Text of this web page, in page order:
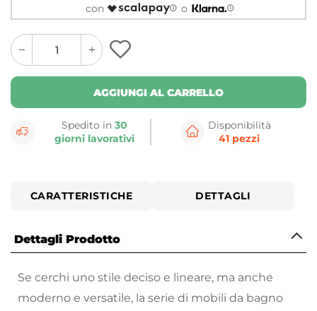
con
o
quantity
button
quantity
minus
button
AGGIUNGI AL CARRELLO
Spedito in 30
giorni lavorativi
Disponibilità
41 pezzi
CARATTERISTICHE DETTAGLI
Dettagli Prodotto
Se cerchi uno stile deciso e lineare, ma anche
moderno e versatile, la serie di mobili da bagno